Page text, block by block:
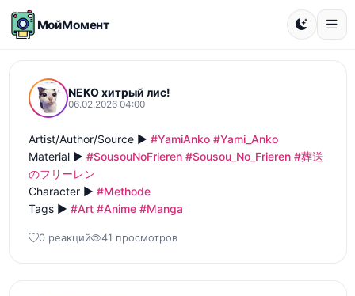
МойМомент
NEKO хитрый лис!
06.02.2026 04:00
Artist/Author/Source ► #YamiAnko #Yami_Anko
Material ► #SousouNoFrieren #Sousou_No_Frieren #葬送
のフリーレン
Character ► #Methode
Tags ► #Art #Anime #Manga
0 реакций 41 просмотров